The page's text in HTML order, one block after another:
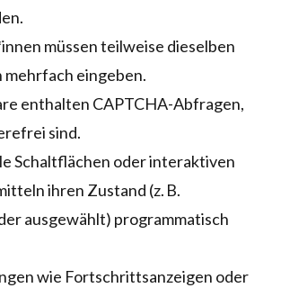
müssen teilweise dieselben
eingeben.
enthalten CAPTCHA-Abfragen,
sind.
Schaltflächen oder interaktiven
ihren Zustand (z. B.
ausgewählt) programmatisch
wie Fortschrittsanzeigen oder